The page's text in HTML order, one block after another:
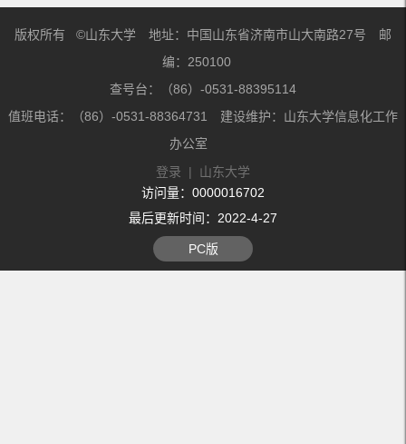
版权所有 ©山东大学 地址：中国山东省济南市山大南路27号 邮
编：250100
查号台：（86）-0531-88395114
值班电话：（86）-0531-88364731 建设维护：山东大学信息化工作
办公室
登录 | 山东大学
访问量： 0000016702
最后更新时间： 2022-4-27
PC版